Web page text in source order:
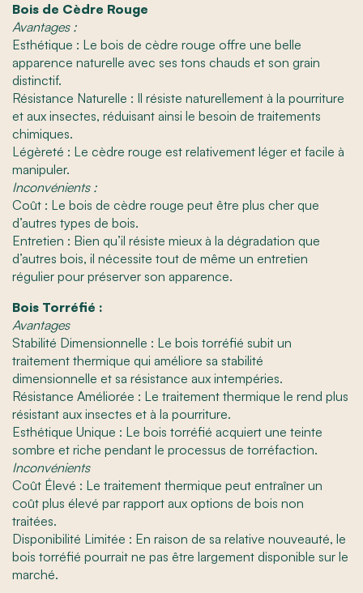
Bois de Cèdre Rouge
Avantages :
Esthétique : Le bois de cèdre rouge offre une belle
apparence naturelle avec ses tons chauds et son grain
distinctif.
Résistance Naturelle : Il résiste naturellement à la pourriture
et aux insectes, réduisant ainsi le besoin de traitements
chimiques.
Légèreté : Le cèdre rouge est relativement léger et facile à
manipuler.
Inconvénients :
Coût : Le bois de cèdre rouge peut être plus cher que
d’autres types de bois.
Entretien : Bien qu’il résiste mieux à la dégradation que
d’autres bois, il nécessite tout de même un entretien
régulier pour préserver son apparence.
Bois Torréfié :
Avantages
Stabilité Dimensionnelle : Le bois torréfié subit un
traitement thermique qui améliore sa stabilité
dimensionnelle et sa résistance aux intempéries.
Résistance Améliorée : Le traitement thermique le rend plus
résistant aux insectes et à la pourriture.
Esthétique Unique : Le bois torréfié acquiert une teinte
sombre et riche pendant le processus de torréfaction.
Inconvénients
Coût Élevé : Le traitement thermique peut entraîner un
coût plus élevé par rapport aux options de bois non
traitées.
Disponibilité Limitée : En raison de sa relative nouveauté, le
bois torréfié pourrait ne pas être largement disponible sur le
marché.